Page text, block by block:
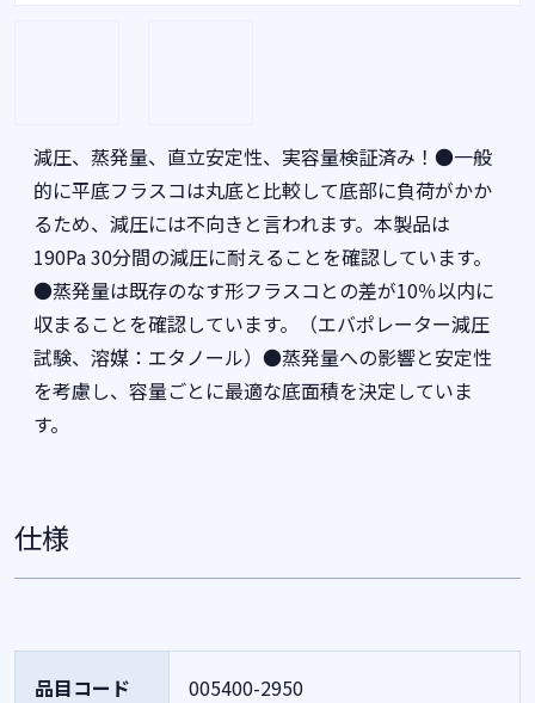
減圧、蒸発量、直立安定性、実容量検証済み！●一般
的に平底フラスコは丸底と比較して底部に負荷がかか
るため、減圧には不向きと言われます。本製品は
190Pa 30分間の減圧に耐えることを確認しています。
●蒸発量は既存のなす形フラスコとの差が10％以内に
収まることを確認しています。（エバポレーター減圧
試験、溶媒：エタノール）●蒸発量への影響と安定性
を考慮し、容量ごとに最適な底面積を決定していま
す。
仕様
品目コード 005400-2950